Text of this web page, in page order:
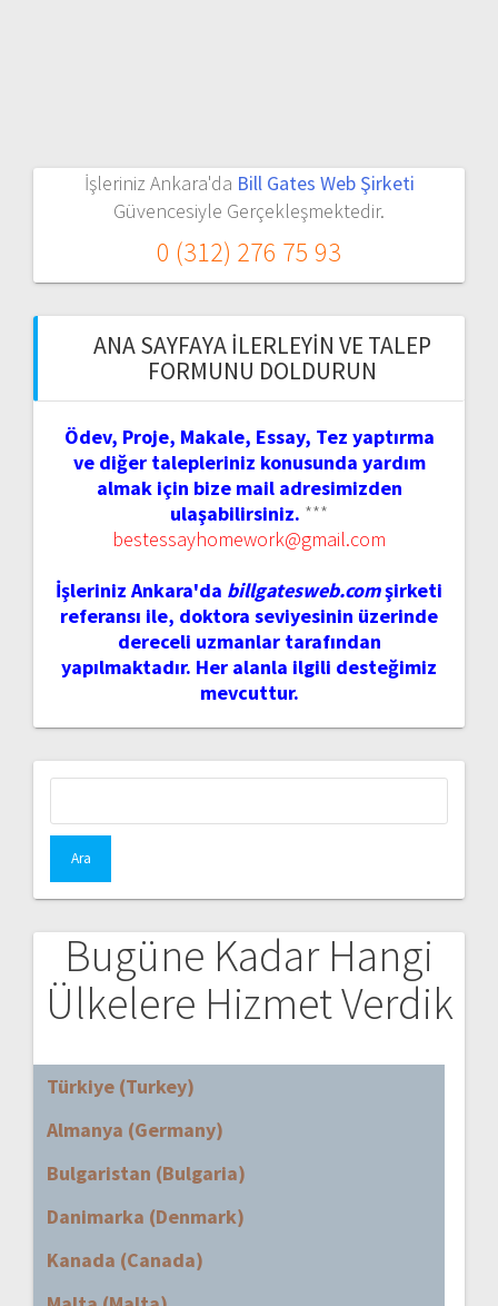
İşleriniz Ankara'da Bill Gates Web Şirketi
Güvencesiyle Gerçekleşmektedir.
0 (312) 276 75 93
ANA SAYFAYA İLERLEYIN VE TALEP
FORMUNU DOLDURUN
Ödev, Proje, Makale, Essay, Tez yaptırma
ve diğer talepleriniz konusunda yardım
almak için bize mail adresimizden
ulaşabilirsiniz. ***
bestessayhomework@gmail.com
İşleriniz Ankara'da billgatesweb.comşirketi
referansı ile, doktora seviyesinin üzerinde
dereceli uzmanlar tarafından
yapılmaktadır. Her alanla ilgili desteğimiz
mevcuttur.
Bugüne Kadar Hangi
Ülkelere Hizmet Verdik
Türkiye (Turkey)
Almanya (Germany)
Bulgaristan (Bulgaria)
Danimarka (Denmark)
Kanada (Canada)